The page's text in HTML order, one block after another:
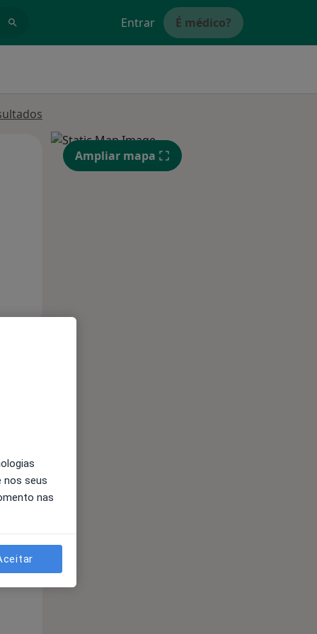
Entrar É médico?
Qui, Sex,
14 Ago
Ampliar mapa
nos seus
nas